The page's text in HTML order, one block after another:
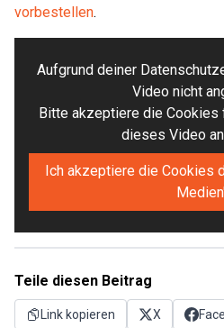
vorbestellen.
Aufgrund deiner
Video nicht
Bitte akzeptiere die Cookies
dieses Video
Ich akzeptiere die Cookies
Teile diesen Beitrag
Link kopieren X